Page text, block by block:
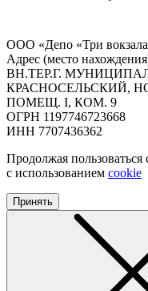
ООО «Депо «Три
Адрес (место
ВН.ТЕР.Г.
КРАСНОСЕЛЬСКИЙ,
ПОМЕЩ. I, КОМ. 9
ОГРН 1197746723668
ИНН 7707436362
Продолжая пользоваться
с использованием cookie
Принять